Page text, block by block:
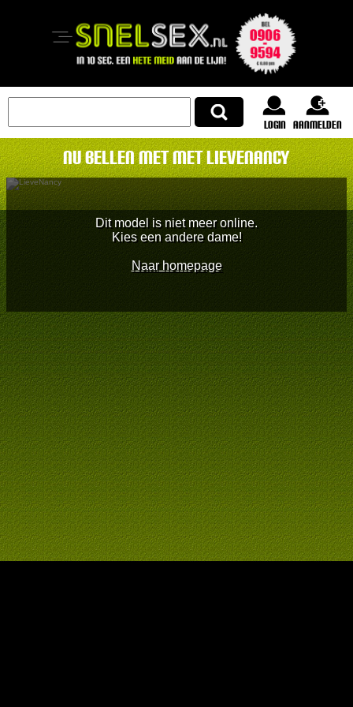
login Aanmelden
Nu bellen met met LieveNancy
Dit model is niet meer online.
Kies een andere dame!
Naar homepage